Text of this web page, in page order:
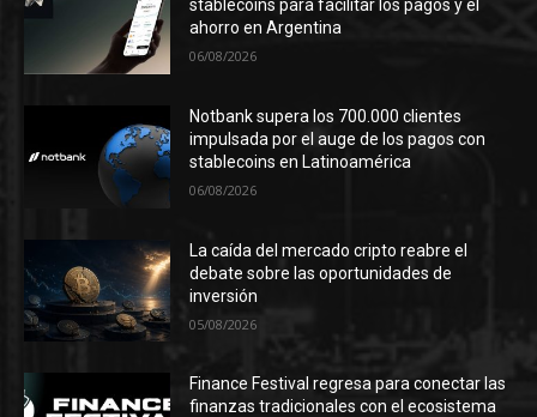
stablecoins para facilitar los pagos y el
ahorro en Argentina
06/08/2026
Notbank supera los 700.000 clientes
impulsada por el auge de los pagos con
stablecoins en Latinoamérica
06/08/2026
La caída del mercado cripto reabre el
debate sobre las oportunidades de
inversión
05/08/2026
Finance Festival regresa para conectar las
finanzas tradicionales con el ecosistema